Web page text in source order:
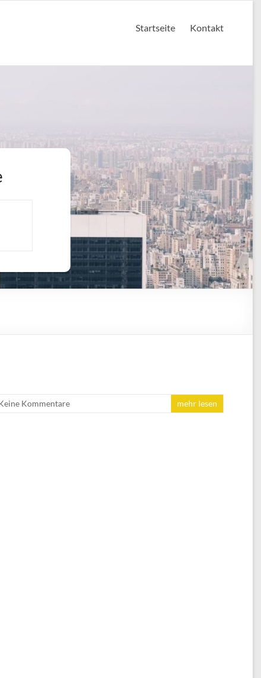
Startseite Kontakt
Kommentare mehr lesen